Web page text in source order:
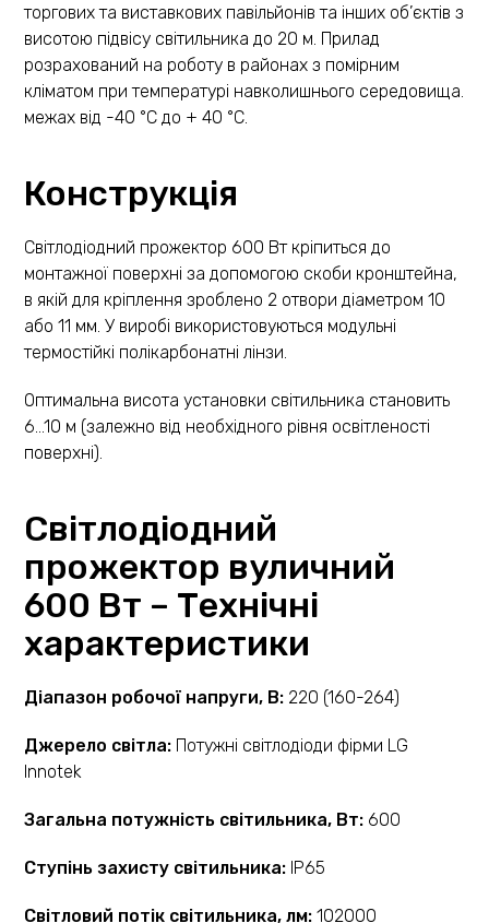
торгових та виставкових павільйонів та інших об’єктів з
висотою підвісу світильника до 20 м. Прилад
розрахований на роботу в районах з помірним
кліматом при температурі навколишнього середовища.
межах від -40 °С до + 40 °С.
Конструкція
Світлодіодний прожектор 600 Вт кріпиться до
монтажної поверхні за допомогою скоби кронштейна,
в якій для кріплення зроблено 2 отвори діаметром 10
або 11 мм. У виробі використовуються модульні
термостійкі полікарбонатні лінзи.
Оптимальна висота установки світильника становить
6…10 м (залежно від необхідного рівня освітленості
поверхні).
Світлодіодний
прожектор вуличний
600 Вт – Технічні
характеристики
Діапазон робочої напруги, В: 220 (160-264)
Джерело світла: Потужні світлодіоди фірми LG
Innotek
Загальна потужність світильника, Вт: 600
Ступінь захисту світильника: IP65
Світловий потік світильника, лм: 102000